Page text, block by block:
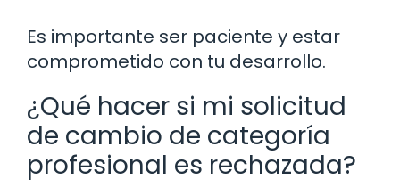
Es importante ser paciente y estar
comprometido con tu desarrollo.
¿Qué hacer si mi solicitud
de cambio de categoría
profesional es rechazada?